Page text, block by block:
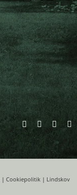
| Cookiepolitik | Lindskov